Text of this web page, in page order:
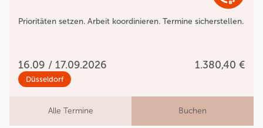
Prioritäten setzen. Arbeit koordinieren. Termine sicherstellen.
16.09 / 17.09.2026 1.380,40 €
Düsseldorf
Alle Termine Buchen